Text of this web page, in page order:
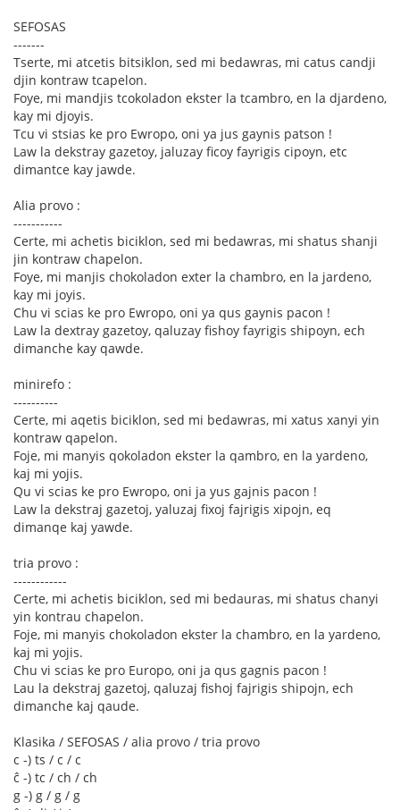
SEFOSAS
-------
Tserte, mi atcetis bitsiklon, sed mi bedawras, mi catus candji
djin kontraw tcapelon.
Foye, mi mandjis tcokoladon ekster la tcambro, en la djardeno,
kay mi djoyis.
Tcu vi stsias ke pro Ewropo, oni ya jus gaynis patson !
Law la dekstray gazetoy, jaluzay ficoy fayrigis cipoyn, etc
dimantce kay jawde.
Alia provo :
-----------
Certe, mi achetis biciklon, sed mi bedawras, mi shatus shanji
jin kontraw chapelon.
Foye, mi manjis chokoladon exter la chambro, en la jardeno,
kay mi joyis.
Chu vi scias ke pro Ewropo, oni ya qus gaynis pacon !
Law la dextray gazetoy, qaluzay fishoy fayrigis shipoyn, ech
dimanche kay qawde.
minirefo :
----------
Certe, mi aqetis biciklon, sed mi bedawras, mi xatus xanyi yin
kontraw qapelon.
Foje, mi manyis qokoladon ekster la qambro, en la yardeno,
kaj mi yojis.
Qu vi scias ke pro Ewropo, oni ja yus gajnis pacon !
Law la dekstraj gazetoj, yaluzaj fixoj fajrigis xipojn, eq
dimanqe kaj yawde.
tria provo :
------------
Certe, mi achetis biciklon, sed mi bedauras, mi shatus chanyi
yin kontrau chapelon.
Foje, mi manyis chokoladon ekster la chambro, en la yardeno,
kaj mi yojis.
Chu vi scias ke pro Europo, oni ja qus gagnis pacon !
Lau la dekstraj gazetoj, qaluzaj fishoj fajrigis shipojn, ech
dimanche kaj qaude.
Klasika / SEFOSAS / alia provo / tria provo
c -) ts / c / c
ĉ -) tc / ch / ch
g -) g / g / g